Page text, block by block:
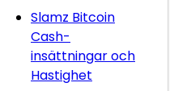
Slamz Bitcoin
Cash-
insättningar och
Hastighet